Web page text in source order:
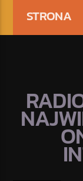
STRONA